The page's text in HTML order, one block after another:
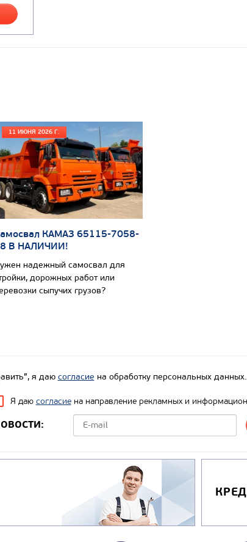
11 ИЮНЯ 2026 Г.
КАМАЗ 65115-7058-
В НАЛИЧИИ!
надежный самосвал для
дорожных работ или
сыпучих грузов?
я даю согласие на обработку персональных
Я даю согласиена направление рекламных и